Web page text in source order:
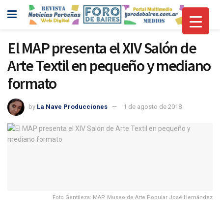
El MAP presenta el XIV Salón de
Arte Textil en pequeño y mediano
formato
by La Nave Producciones 1 de agosto de 2018
Foto Gentileza: MAP. Museo de Arte Popular José Hernández